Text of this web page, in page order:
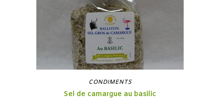
CONDIMENTS
Sel de camargue au basilic